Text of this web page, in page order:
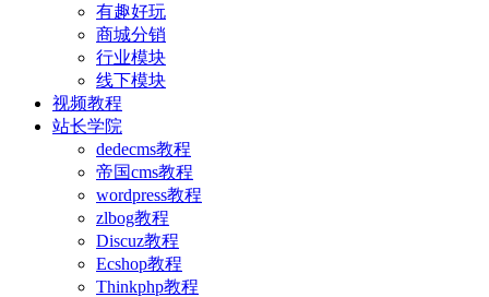
有趣好玩
商城分销
行业模块
线下模块
视频教程
站长学院
dedecms教程
帝国cms教程
wordpress教程
zlbog教程
Discuz教程
Ecshop教程
Thinkphp教程